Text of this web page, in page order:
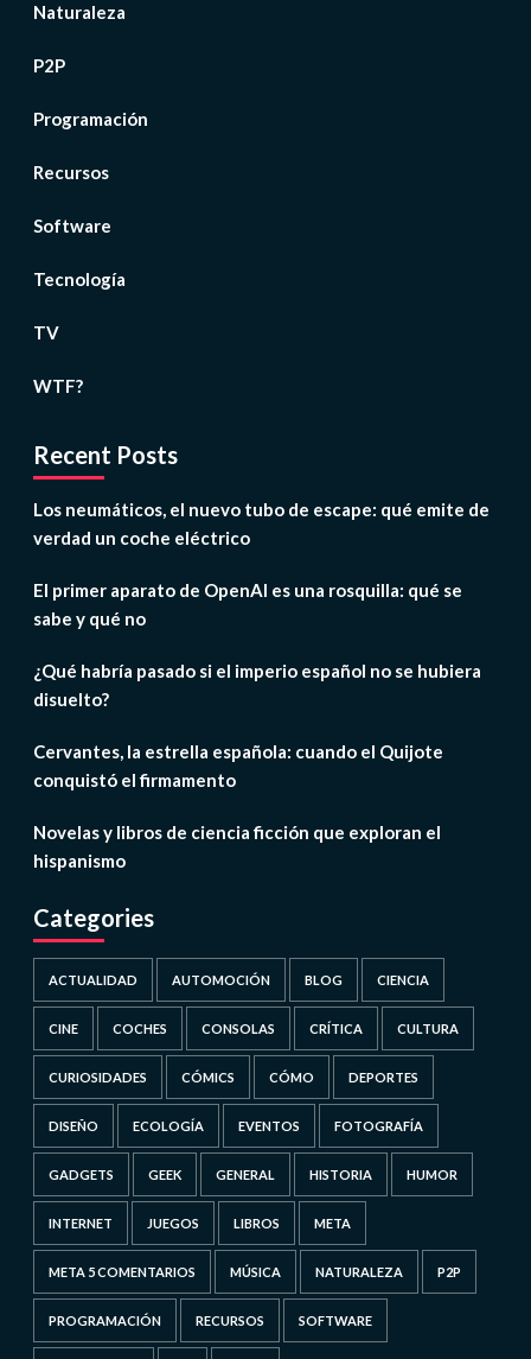
Naturaleza
P2P
Programación
Recursos
Software
Tecnología
TV
WTF?
Recent Posts
Los neumáticos, el nuevo tubo de escape: qué emite de
verdad un coche eléctrico
El primer aparato de OpenAI es una rosquilla: qué se
sabe y qué no
¿Qué habría pasado si el imperio español no se hubiera
disuelto?
Cervantes, la estrella española: cuando el Quijote
conquistó el firmamento
Novelas y libros de ciencia ficción que exploran el
hispanismo
Categories
ACTUALIDAD AUTOMOCIÓN BLOG CIENCIA
CINE COCHES CONSOLAS CRÍTICA CULTURA
CURIOSIDADES CÓMICS CÓMO DEPORTES
DISEÑO ECOLOGÍA EVENTOS FOTOGRAFÍA
GADGETS GEEK GENERAL HISTORIA HUMOR
INTERNET JUEGOS LIBROS META
META 5 COMENTARIOS MÚSICA NATURALEZA P2P
PROGRAMACIÓN RECURSOS SOFTWARE